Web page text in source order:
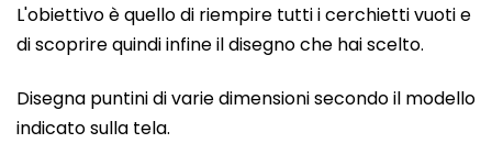
L'obiettivo è quello di riempire tutti i cerchietti vuoti e
di scoprire quindi infine il disegno che hai scelto.
Disegna puntini di varie dimensioni secondo il modello
indicato sulla tela.